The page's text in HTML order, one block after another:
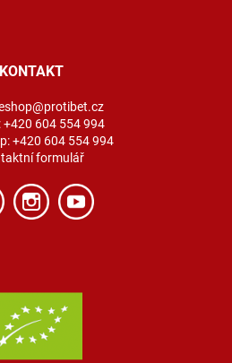
KONTAKT
+420 604 554 994
+420 604 554 994
formulář